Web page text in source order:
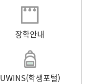
장학안내
UWINS(학생포털)